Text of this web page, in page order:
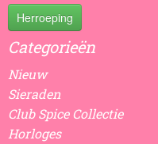
Herroeping
Categorieën
Nieuw
Sieraden
Club Spice Collectie
Horloges